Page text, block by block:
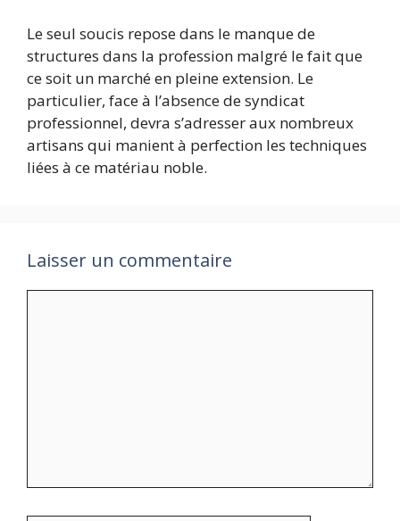
Le seul soucis repose dans le manque de
structures dans la profession malgré le fait que
ce soit un marché en pleine extension. Le
particulier, face à l’absence de syndicat
professionnel, devra s’adresser aux nombreux
artisans qui manient à perfection les techniques
liées à ce matériau noble.
Laisser un commentaire